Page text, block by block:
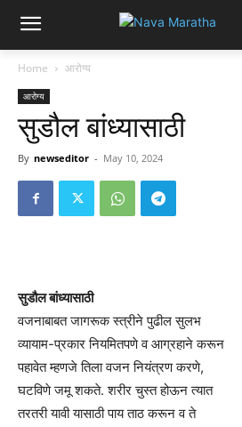
Home आरोग्य
आरोग्य
सुडौल बांध्यासाठी
By newseditor - May 10, 2024
सुडौल बांध्यासाठी
वजनाबाबत जागरूक स्त्रीने पुढील सुलभ
व्यायाम-प्रकार नियमितपणे व आग्रहाने करून
पहावेत म्हणजे तिला वजन नियंत्रण करणे,
घटविणे जमू शकते. शरीर चुस्त होऊन त्यात
तरतरी यावी यासाठी पाय ताठ करून व ते